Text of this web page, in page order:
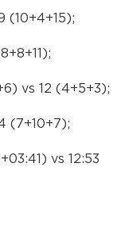
(10+4+15);
vs 12 (4+5+3);
(7+10+7);
vs 12:53